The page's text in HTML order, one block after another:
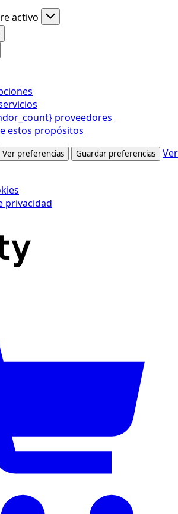
activo
proveedores
estos propósitos
Ver preferencias Guardar preferencias
Ver
privacidad